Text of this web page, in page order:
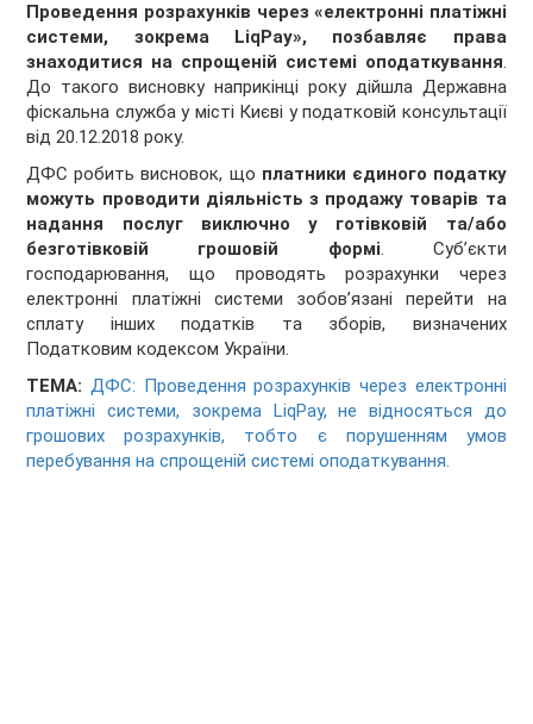
Проведення розрахунків через «електронні платіжні
системи, зокрема LiqPay», позбавляє права
знаходитися на спрощеній системі оподаткування.
До такого висновку наприкінці року дійшла Державна
фіскальна служба у місті Києві у податковій консультації
від 20.12.2018 року.
ДФС робить висновок, що платники єдиного податку
можуть проводити діяльність з продажу товарів та
надання послуг виключно у готівковій та/або
безготівковій грошовій формі. Суб’єкти
господарювання, що проводять розрахунки через
електронні платіжні системи зобов’язані перейти на
сплату інших податків та зборів, визначених
Податковим кодексом України.
ТЕМА: ДФС: Проведення розрахунків через електронні
платіжні системи, зокрема LiqPay, не відносяться до
грошових розрахунків, тобто є порушенням умов
перебування на спрощеній системі оподаткування.